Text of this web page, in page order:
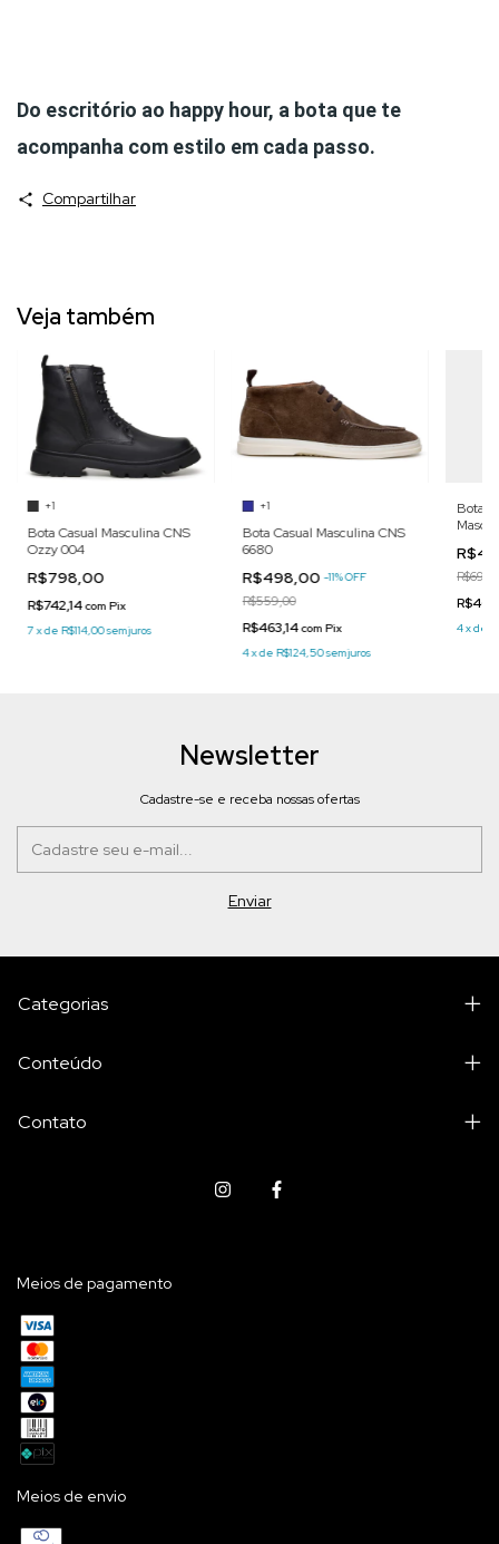
Do escritório ao happy hour, a bota que te
acompanha com estilo em cada passo.
Compartilhar
Veja também
+1
Bota Casual Masculina CNS
Ozzy 004
R$798,00
R$742,14com Pix
7 xde R$114,00sem juros
+1
Bota Casual Masculina CNS
6680
R$498,00-11%OFF
R$559,00
R$463,14com Pix
4xde R$124,50sem juros
Bota
4xde
Newsletter
Cadastre-se e receba nossas ofertas
Categorias
Conteúdo
Contato
Meios de pagamento
Meios de envio